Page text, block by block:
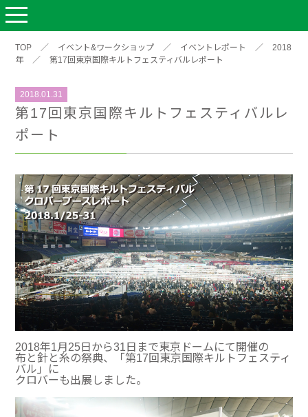
TOP ／ イベント&ワークショップ ／ イベントレポート ／
2018
年
／ 第17回東京国際キルトフェスティバルレポート
2018.01.31
第17回東京国際キルトフェスティバルレ
ポート
2018年1月25日から31日まで東京ドームにて開催の
布と針と糸の祭典、「第17回東京国際キルトフェスティ
バル」に
クロバーも出展しました。